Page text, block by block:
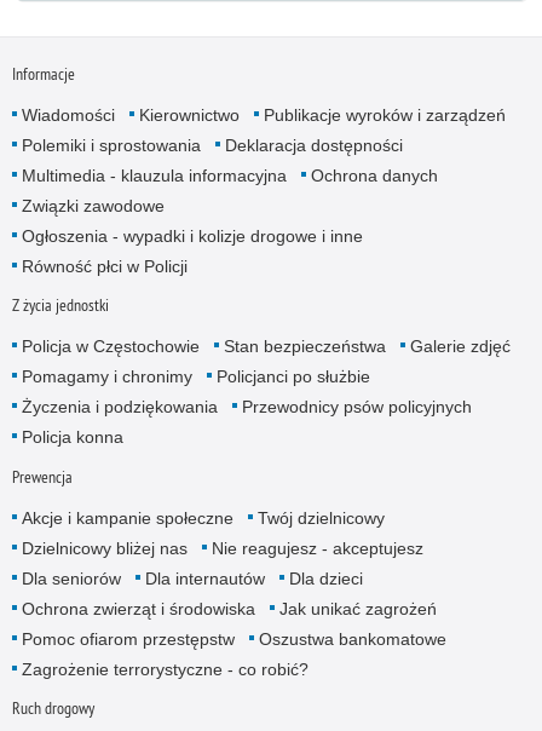
Informacje
Wiadomości Kierownictwo
Publikacje wyroków i zarządzeń
Polemiki i sprostowania
Deklaracja dostępności
Multimedia - klauzula informacyjna
Ochrona danych
Związki zawodowe
Ogłoszenia - wypadki i kolizje drogowe i inne
Równość płci w Policji
Z życia jednostki
Policja w Częstochowie Stan bezpieczeństwa
Galerie zdjęć
Pomagamy i chronimy
Policjanci po służbie
Życzenia i podziękowania
Przewodnicy psów policyjnych
Policja konna
Prewencja
Akcje i kampanie społeczne
Twój dzielnicowy
Dzielnicowy bliżej nas
Nie reagujesz - akceptujesz
Dla seniorów
Dla internautów
Dla dzieci
Ochrona zwierząt i środowiska
Jak unikać zagrożeń
Pomoc ofiarom przestępstw
Oszustwa bankomatowe
Zagrożenie terrorystyczne - co robić?
Ruch drogowy